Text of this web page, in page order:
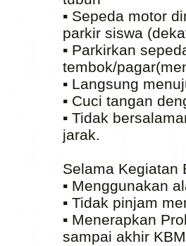
▪️ Sepeda motor
parkir siswa
▪️ Parkirkan
tembok/
▪️ Langsung
▪️ Cuci tangan
▪️ Tidak
jarak.
Selama Kegiatan
▪️ Menggunakan
▪️ Tidak pinjam
▪️ Menerapkan
sampai akhir